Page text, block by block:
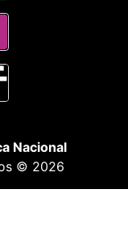
Nacional
© 2026